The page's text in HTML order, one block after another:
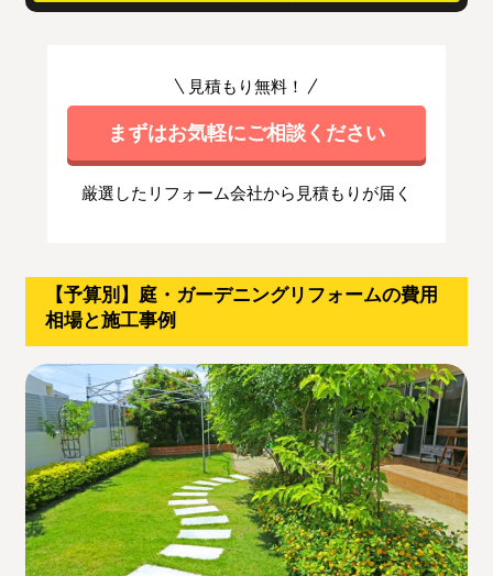
見積もり無料！
まずはお気軽にご相談ください
厳選したリフォーム会社から見積もりが届く
【予算別】庭・ガーデニングリフォームの費用
相場と施工事例